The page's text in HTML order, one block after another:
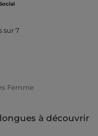
sur7
Femme
à découvrir